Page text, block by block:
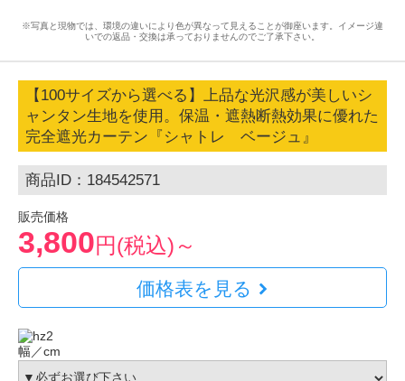
※写真と現物では、環境の違いにより色が異なって見えることが御座います。イメージ違
いでの返品・交換は承っておりませんのでご了承下さい。
【100サイズから選べる】上品な光沢感が美しいシ
ャンタン生地を使用。保温・遮熱断熱効果に優れた
完全遮光カーテン『シャトレ ベージュ』
商品ID：184542571
販売価格
3,800円(税込)～
価格表を見る
幅／cm